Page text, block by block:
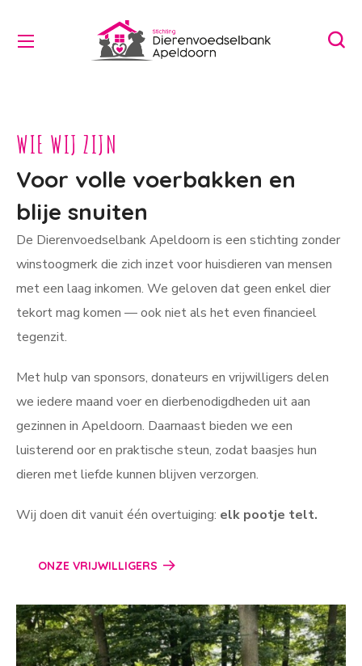
WIE WIJ ZIJN
Voor volle voerbakken en
blije snuiten
De Dierenvoedselbank Apeldoorn is een stichting zonder
winstoogmerk die zich inzet voor huisdieren van mensen
met een laag inkomen. We geloven dat geen enkel dier
tekort mag komen — ook niet als het even financieel
tegenzit.
Met hulp van sponsors, donateurs en vrijwilligers delen
we iedere maand voer en dierbenodigdheden uit aan
gezinnen in Apeldoorn. Daarnaast bieden we een
luisterend oor en praktische steun, zodat baasjes hun
dieren met liefde kunnen blijven verzorgen.
Wij doen dit vanuit één overtuiging: elk pootje telt.
ONZE VRIJWILLIGERS